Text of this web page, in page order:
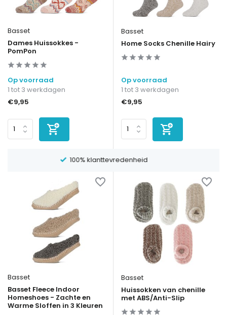
Basset
Dames Huissokkes -
PomPon
Op voorraad
1 tot 3 werkdagen
€9,95
Basset
Home Socks Chenille Hairy
Op voorraad
1 tot 3 werkdagen
€9,95
1-3 dagen levertijd
Basset
Basset Fleece Indoor
Homeshoes - Zachte en
Warme Sloffen in 3 Kleuren
Basset
Huissokken van chenille
met ABS/Anti-Slip